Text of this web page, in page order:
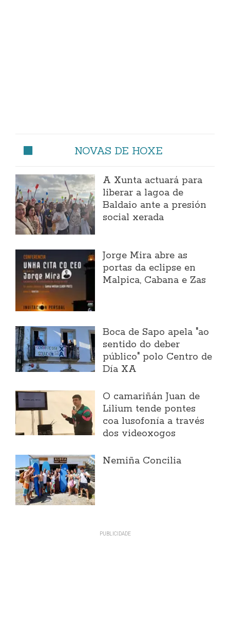
NOVAS DE HOXE
A Xunta actuará para
liberar a lagoa de
Baldaio ante a presión
social xerada
Jorge Mira abre as
portas da eclipse en
Malpica, Cabana e Zas
Boca de Sapo apela "ao
sentido do deber
público" polo Centro de
Día XA
O camariñán Juan de
Lilium tende pontes
coa lusofonía a través
dos videoxogos
Nemiña Concilia